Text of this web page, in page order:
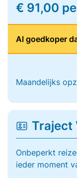
€ 91,00
Al goedkoper
Maandelijks
Traject
Onbeperkt
ieder moment